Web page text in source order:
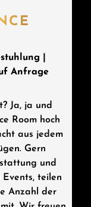
|
Anfrage
Ja, ja und
Room hoch
aus jedem
Gern
und
teilen
Anzahl der